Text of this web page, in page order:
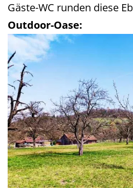
Gäste-WC runden diese
Outdoor-Oase: